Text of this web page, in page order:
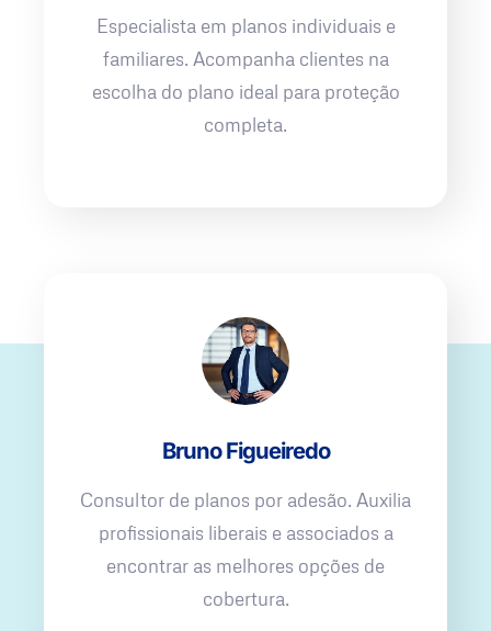
Especialista em planos individuais e
familiares. Acompanha clientes na
escolha do plano ideal para proteção
completa.
Bruno Figueiredo
Consultor de planos por adesão. Auxilia
profissionais liberais e associados a
encontrar as melhores opções de
cobertura.